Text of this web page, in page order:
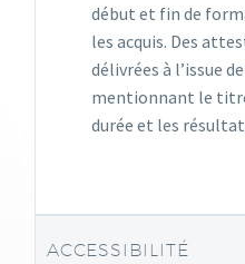
début et fin de
les acquis. Des
délivrées à l’issue
mentionnant le
durée et les
ACCESSIBILITÉ